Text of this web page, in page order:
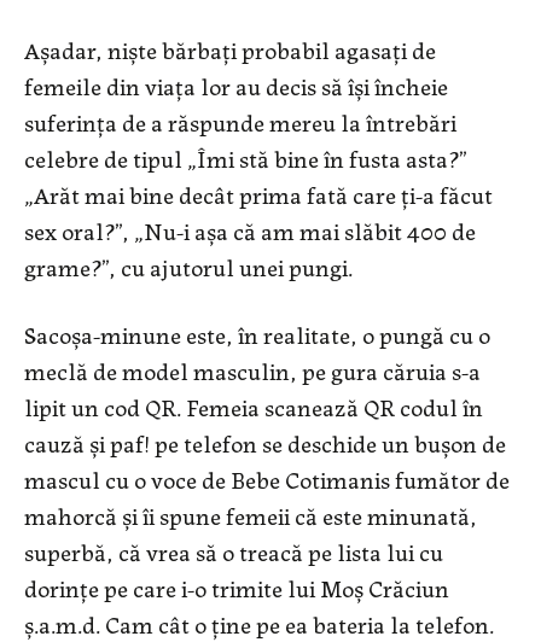
Aşadar, nişte bărbaţi probabil agasaţi de
femeile din viaţa lor au decis să îşi încheie
suferinţa de a răspunde mereu la întrebări
celebre de tipul „Îmi stă bine în fusta asta?”
„Arăt mai bine decât prima fată care ţi-a făcut
sex oral?”, „Nu-i aşa că am mai slăbit 400 de
grame?”, cu ajutorul unei pungi.
Sacoşa-minune este, în realitate, o pungă cu o
meclă de model masculin, pe gura căruia s-a
lipit un cod QR. Femeia scanează QR codul în
cauză şi paf! pe telefon se deschide un buşon de
mascul cu o voce de Bebe Cotimanis fumător de
mahorcă şi îi spune femeii că este minunată,
superbă, că vrea să o treacă pe lista lui cu
dorinţe pe care i-o trimite lui Moş Crăciun
ş.a.m.d. Cam cât o ţine pe ea bateria la telefon.